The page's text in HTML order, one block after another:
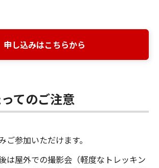
申し込みはこちらから
てのご注意
ご参加いただけます。
は屋外での撮影会（軽度なトレッキン